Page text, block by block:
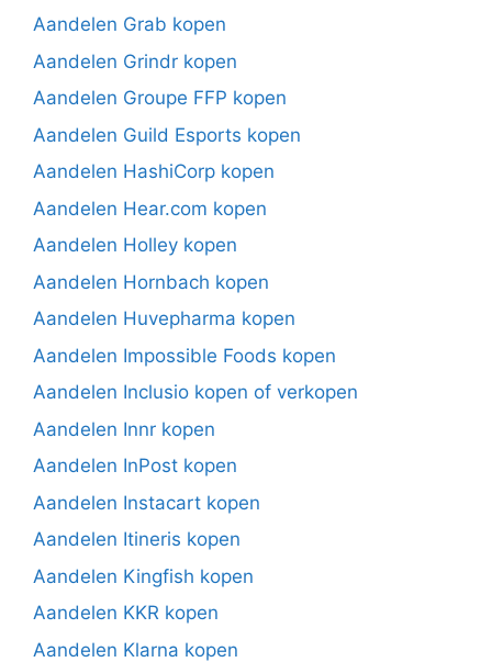
Aandelen Grab kopen
Aandelen Grindr kopen
Aandelen Groupe FFP kopen
Aandelen Guild Esports kopen
Aandelen HashiCorp kopen
Aandelen Hear.com kopen
Aandelen Holley kopen
Aandelen Hornbach kopen
Aandelen Huvepharma kopen
Aandelen Impossible Foods kopen
Aandelen Inclusio kopen of verkopen
Aandelen Innr kopen
Aandelen InPost kopen
Aandelen Instacart kopen
Aandelen Itineris kopen
Aandelen Kingfish kopen
Aandelen KKR kopen
Aandelen Klarna kopen